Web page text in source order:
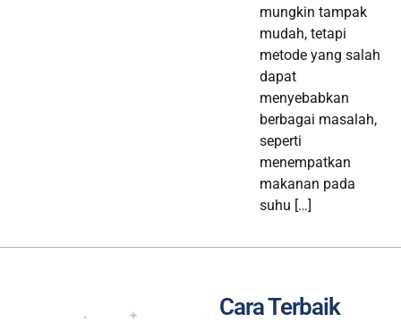
mungkin tampak
mudah, tetapi
metode yang salah
dapat
menyebabkan
berbagai masalah,
seperti
menempatkan
makanan pada
suhu […]
Cara Terbaik